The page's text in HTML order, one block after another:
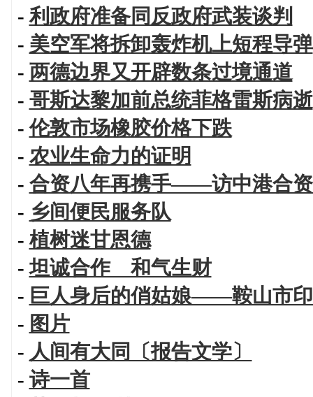
-利政府准备同反政府武装谈判
- 美空军将拆卸轰炸机上短程导弹
- 两德边界又开辟数条过境通道
- 哥斯达黎加前总统菲格雷斯病逝
-伦敦市场橡胶价格下跌
- 农业生命力的证明
- 合资八年再携手——访中港合
- 乡间便民服务队
- 植树迷甘恩德
-坦诚合作 和气生财
- 巨人身后的俏姑娘——鞍山市
- 图片
- 人间有大同〔报告文学〕
- 诗一首